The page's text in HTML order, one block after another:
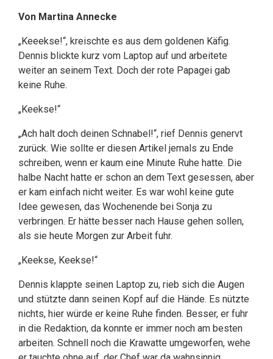
Von Martina Annecke
„Keeekse!“, kreischte es aus dem goldenen Käfig.
Dennis blickte kurz vom Laptop auf und arbeitete
weiter an seinem Text. Doch der rote Papagei gab
keine Ruhe.
„Keekse!“
„Ach halt doch deinen Schnabel!“, rief Dennis genervt
zurück. Wie sollte er diesen Artikel jemals zu Ende
schreiben, wenn er kaum eine Minute Ruhe hatte. Die
halbe Nacht hatte er schon an dem Text gesessen, aber
er kam einfach nicht weiter. Es war wohl keine gute
Idee gewesen, das Wochenende bei Sonja zu
verbringen. Er hätte besser nach Hause gehen sollen,
als sie heute Morgen zur Arbeit fuhr.
„Keekse, Keekse!“
Dennis klappte seinen Laptop zu, rieb sich die Augen
und stützte dann seinen Kopf auf die Hände. Es nützte
nichts, hier würde er keine Ruhe finden. Besser, er fuhr
in die Redaktion, da konnte er immer noch am besten
arbeiten. Schnell noch die Krawatte umgeworfen, wehe